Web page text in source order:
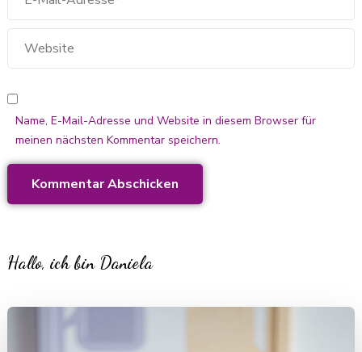
Name, E-Mail-Adresse und Website in diesem Browser für
meinen nächsten Kommentar speichern.
Hallo, ich bin Daniela